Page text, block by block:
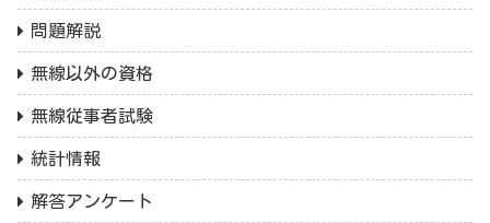
問題解説
無線以外の資格
無線従事者試験
統計情報
解答アンケート